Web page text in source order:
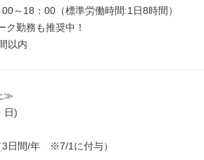
～18：00（標準労働時間:1日8時間）
勤務も推奨中！
以内
≫
日)
日間/年　※7/1に付与）